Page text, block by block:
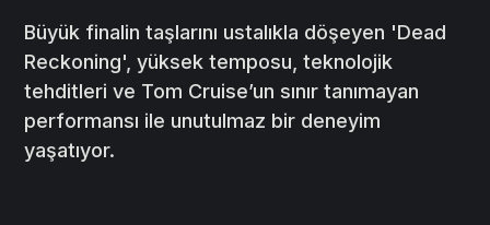
Büyük finalin taşlarını ustalıkla döşeyen 'Dead
Reckoning', yüksek temposu, teknolojik
tehditleri ve Tom Cruise’un sınır tanımayan
performansı ile unutulmaz bir deneyim
yaşatıyor.